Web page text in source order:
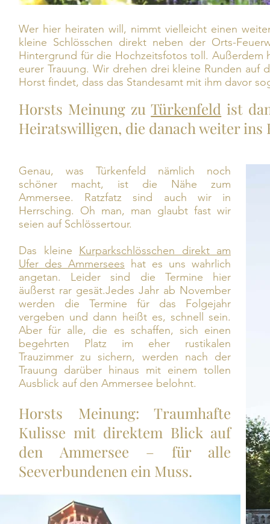
Wer hier heiraten will, nimmt vielleicht einen
kleine Schlösschen direkt neben der Orts-
Hintergrund für die Hochzeitsfotos toll. Außerdem
eurer Trauung. Wir drehen drei kleine Runden
Horst findet, dass das Standesamt mit ihm davor
Horsts Meinung zuTürkenfeld ist
Heiratswilligen, die danach weiter ins
Genau, was Türkenfeld nämlich noch
schöner macht, ist die Nähe zum
Ammersee. Ratzfatz sind auch wir in
Herrsching. Oh man, man glaubt fast wir
seien auf Schlössertour.
Das kleine Kurparkschlösschen direkt am
Ufer des Ammersees hat es uns wahrlich
angetan. Leider sind die Termine hier
äußerst rar gesät.Jedes Jahr ab November
werden die Termine für das Folgejahr
vergeben und dann heißt es, schnell sein.
Aber für alle, die es schaffen, sich einen
begehrten Platz im eher rustikalen
Trauzimmer zu sichern, werden nach der
Trauung darüber hinaus mit einem tollen
Ausblick auf den Ammersee belohnt.
Horsts Meinung: Traumhafte
Kulisse mit direktem Blick auf
den Ammersee – für alle
Seeverbundenen ein Muss.